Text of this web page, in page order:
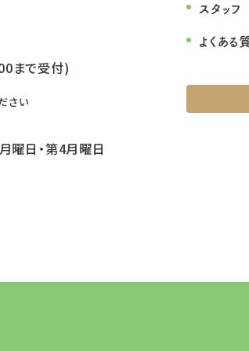
まで受付)
さい
曜日・第4月曜日
スタッフ
よくある